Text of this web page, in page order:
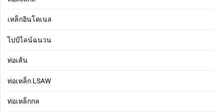
เหล็กอินโคเนล
ไปป์ไลน์ฉนวน
ท่อเส้น
ท่อเหล็ก LSAW
ท่อเหล็กกล